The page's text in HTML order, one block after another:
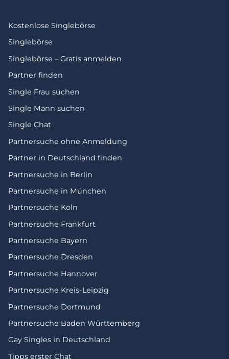
Kostenlose Singlebörse
Singlebörse
Singlebörse – Gratis anmelden
Partner finden
Single Frau suchen
Single Mann suchen
Single Chat
Partnersuche ohne Anmeldung
Partner in Deutschland finden
Partnersuche in Berlin
Partnersuche in München
Partnersuche Köln
Partnersuche Frankfurt
Partnersuche Bayern
Partnersuche Dresden
Partnersuche Hannover
Partnersuche Kreis-Leipzig
Partnersuche Dortmund
Partnersuche Baden Württemberg
Gay Singles in Deutschland
Tipps erster Chat